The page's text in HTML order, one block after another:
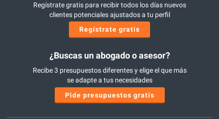
Regístrate gratis para recibir todos los días nuevos
clientes potenciales ajustados a tu perfil
Regístrate gratis
¿Buscas un abogado o asesor?
Recibe 3 presupuestos diferentes y elige el que más
se adapte a tus necesidades
Pide presupuestos gratis